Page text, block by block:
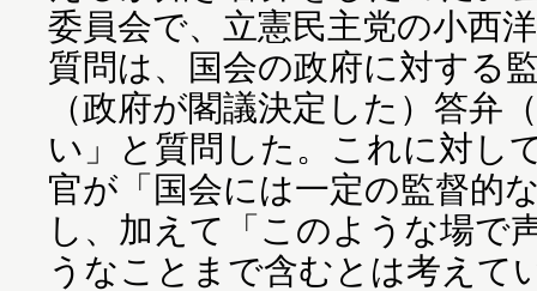
委員会で、立憲民主党の小西
質問は、国会の政府に対する
（政府が閣議決定した）答弁
い」と質問した。これに対し
官が「国会には一定の監督的
し、加えて「このような場で
うなことまで含むとは考えて